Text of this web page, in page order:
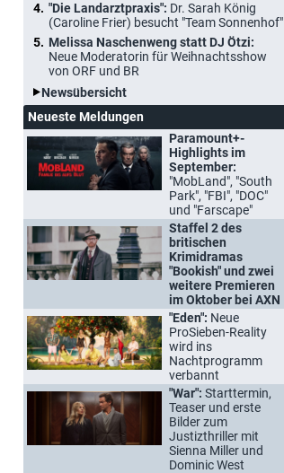
"Die Landarztpraxis": Dr. Sarah König
(Caroline Frier) besucht "Team Sonnenhof"
Melissa Naschenweng statt DJ Ötzi:
Neue Moderatorin für Weihnachtsshow
von ORF und BR
Newsübersicht
Neueste Meldungen
Paramount+-
Highlights im
September:
"MobLand", "South
Park", "FBI", "DOC"
und "Farscape"
Staffel 2 des
britischen
Krimidramas
"Bookish" und zwei
weitere Premieren
im Oktober bei AXN
"Eden": Neue
ProSieben-Reality
wird ins
Nachtprogramm
verbannt
"War": Starttermin,
Teaser und erste
Bilder zum
Justizthriller mit
Sienna Miller und
Dominic West